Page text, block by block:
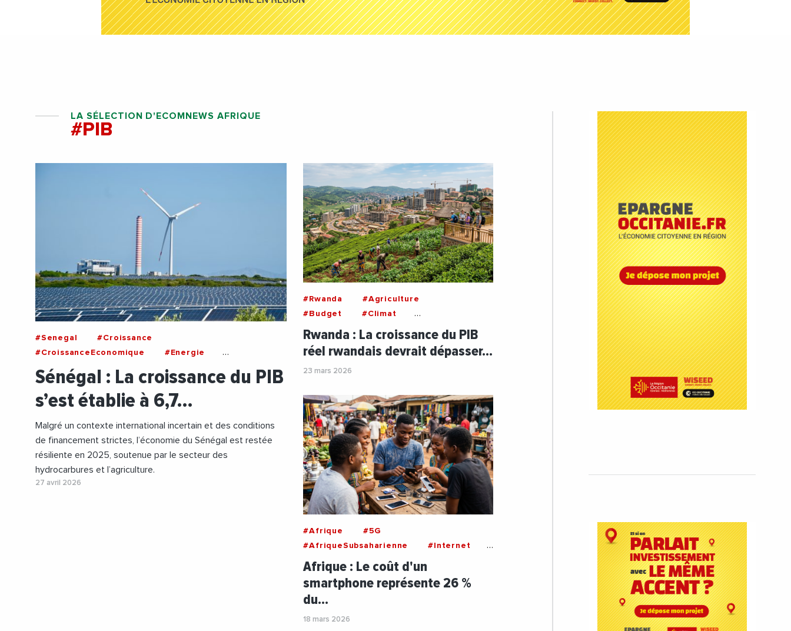
LA SÉLECTION D'ECOMNEWS AFRIQUE
#PIB
#Senegal
#Croissance
#CroissanceEconomique
#Energie
#EnergiesRenouvelables
#Hydrocarbures
Sénégal : La croissance du PIB
s’est établie à 6,7…
Malgré un contexte international incertain et des conditions
de financement strictes, l’économie du Sénégal est restée
résiliente en 2025, soutenue par le secteur des
hydrocarbures et l’agriculture.
27 avril 2026
#Rwanda
#Agriculture
#Budget
#Climat
#Construction
#Economie
#Inflation
#Tourisme
Rwanda : La croissance du PIB
réel rwandais devrait dépasser…
23 mars 2026
#Afrique
#5G
#AfriqueSubsaharienne
#Internet
#PIB
#Reseaux
#Smartphone
#Telephonie
Afrique : Le coût d'un
smartphone représente 26 %
du…
18 mars 2026